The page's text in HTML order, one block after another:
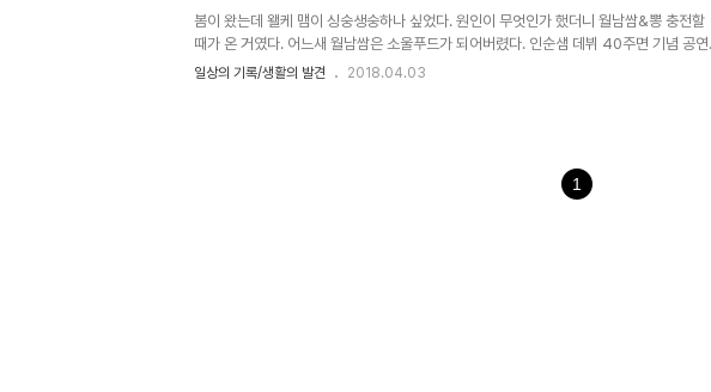
봄이 왔는데 왤케 맴이 싱숭생숭하나 싶었다. 원인이 무엇인가 했더니 월남쌈&뽕 충전할
때가 온 거였다. 어느새 월남쌈은 소울푸드가 되어버렸다. 인순샘 데뷔 40주면 기념 공연
을 무사히 마치고 편안한 맘으로 월남쌈 파티에 모였다. 늘 그렇듯 소울 푸드를 만난 게스트
주년 기념공연장에서 팬들이 보내준 기념 케익. 배부르고 등따시고 행복한 마무리~~
일상의 기록/생활의 발견 2018.04.03
1